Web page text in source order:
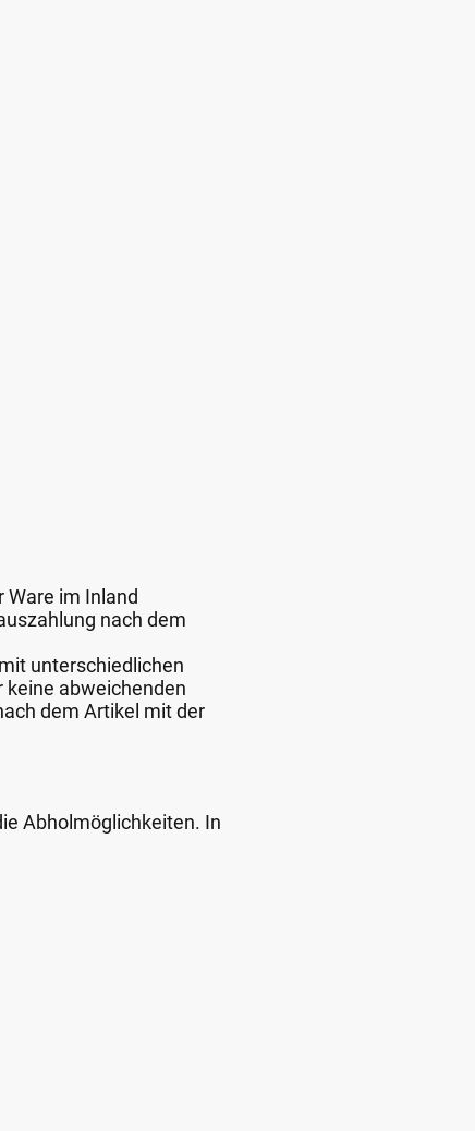
im Inland
nach dem
unterschiedlichen
keine abweichenden
dem Artikel mit der
Abholmöglichkeiten. In